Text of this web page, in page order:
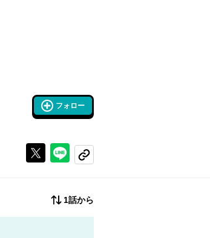
フォロー
Xで投稿するラインでシェアする
コピーする
1話から